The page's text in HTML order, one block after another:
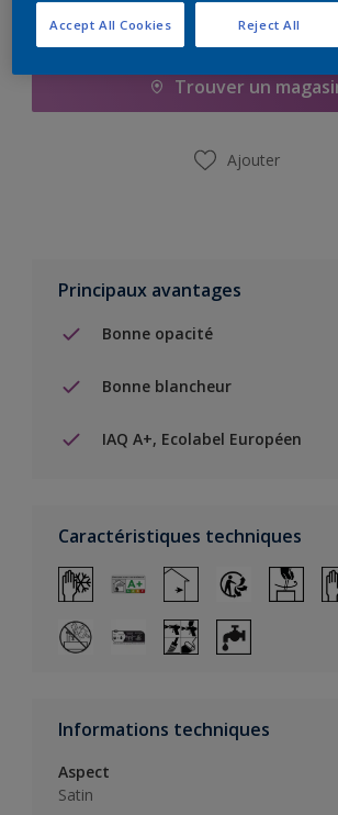
Ajouter à la liste
Trouver un
Ajouter
Principaux avantages
Bonne opacité
Bonne blancheur
IAQ A+, Ecolabel Européen
Caractéristiques techniques
Informations techniques
Aspect
Satin
Reject All
Accept All Cookies